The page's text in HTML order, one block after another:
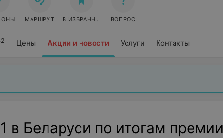
Цены Акции и новости Услуги Контакты
МАРШРУТ В ИЗБРАННОЕ ВОПРОС
Беларуси по итогам премии